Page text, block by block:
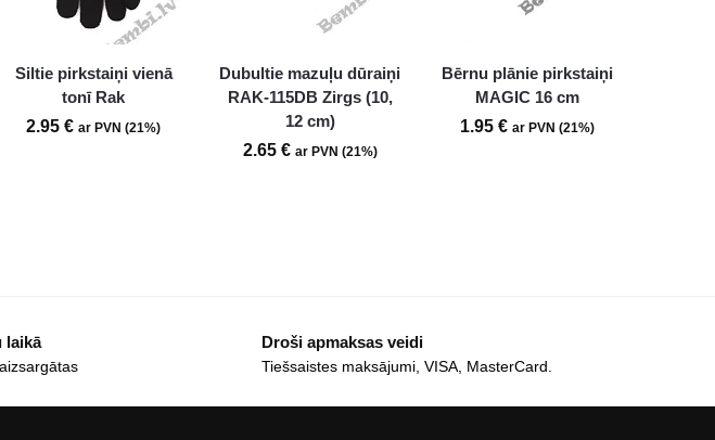
Siltie pirkstaiņi vienā
tonī Rak
2.95€ ar PVN (21%)
Dubultie mazuļu dūraiņi
RAK-115DB Zirgs (10,
12 cm)
2.65 € ar PVN (21%)
Bērnu plānie pirkstaiņi
MAGIC 16 cm
1.95 € ar PVN (21%)
laikā Droši apmaksas veidi
Tiešsaistes maksājumi, VISA, MasterCard.